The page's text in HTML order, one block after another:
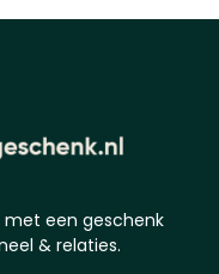
een geschenk
& relaties.